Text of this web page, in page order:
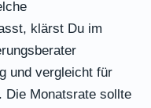
klärst Du im
und vergleicht für
Die Monatsrate sollte